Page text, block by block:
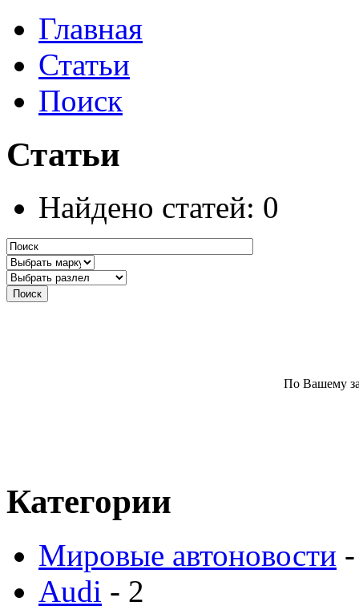
Главная
Статьи
Поиск
Статьи
Найдено статей: 0
По Вашему
Категории
Мировые автоновости
Audi - 2